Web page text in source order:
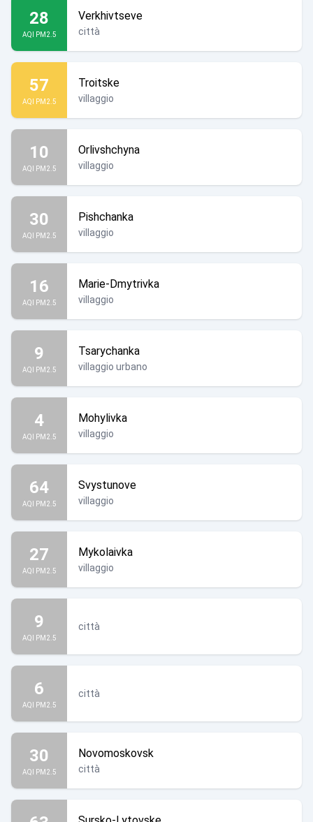
28
AQI PM2.5
Verkhivtseve
città
57
AQI PM2.5
Troitske
villaggio
10
AQI PM2.5
Orlivshchyna
villaggio
30
AQI PM2.5
Pishchanka
villaggio
16
AQI PM2.5
Marie-Dmytrivka
villaggio
9
AQI PM2.5
Tsarychanka
villaggio urbano
4
AQI PM2.5
Mohylivka
villaggio
64
AQI PM2.5
Svystunove
villaggio
27
AQI PM2.5
Mykolaivka
villaggio
9
AQI PM2.5
città
6
AQI PM2.5
città
30
AQI PM2.5
Novomoskovsk
città